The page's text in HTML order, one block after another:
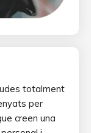
totalment
per
creen una